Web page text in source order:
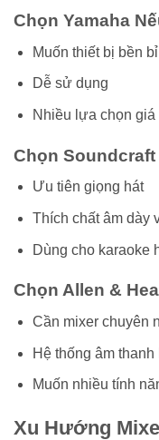
Chọn Yamaha
Muốn thiết bị bền bỉ
Dễ sử dụng
Nhiều lựa chọn giá
Chọn Soundcraft
Ưu tiên giọng hát
Thích chất âm dày
Dùng cho karaoke
Chọn Allen &
Cần mixer chuyên
Hệ thống âm thanh
Muốn nhiều tính
Xu Hướng